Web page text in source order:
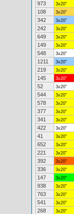
973
3x20"
108
3x20"
342
3x20"
242
3x20"
649
3x20"
149
3x20"
548
3x20"
1211
3x20"
219
3x20"
145
3x20"
52
3x20"
544
3x20"
578
3x20"
377
3x20"
341
3x20"
422
3x20"
41
3x20"
652
3x20"
221
3x20"
392
3x20"
336
3x20"
147
3x20"
938
3x20"
763
3x20"
541
3x20"
268
3x20"